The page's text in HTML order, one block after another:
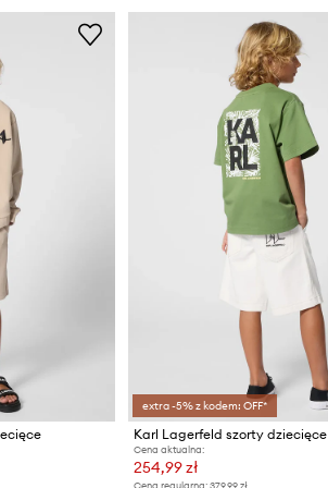
extra -5% z kodem: OFF*
Karl Lagerfeld szorty dziecięce
Cena aktualna:
254,99 zł